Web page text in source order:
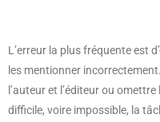
L’erreur la plus fréquente est
les mentionner
l’auteur et l’éditeur ou
difficile, voire impossible, la